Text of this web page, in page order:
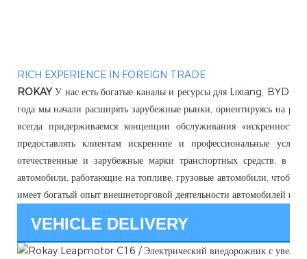
RICH EXPERIENCE IN FOREIGN TRADE
ROKAYУ нас есть богатые каналы и ресурсы для Lixiang,
года мы начали расширять зарубежные рынки, ориентируясь на
всегда придерживаемся концепции обслуживания
предоставлять клиентам искренние и профессиональные
отечественные и зарубежные марки транспортных средств, в
автомобили, работающие на топливе, грузовые автомобили, чтобы
имеет богатый опыт внешнеторговой деятельности автомобилей и
VEHICLE DELIVERY